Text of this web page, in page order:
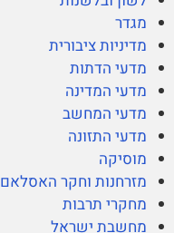
מגדר
מדיניות ציבורית
מדעי הדתות
מדעי המדינה
מדעי המחשב
מדעי התזונה
מוסיקה
מזרחנות וחקר האסלאם
מחקרי תרבות
מחשבת ישראל